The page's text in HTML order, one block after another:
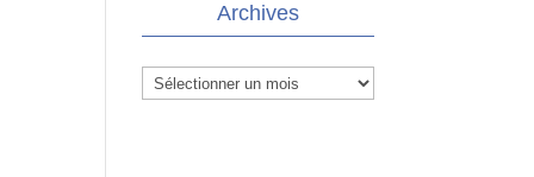
Archives
Archives